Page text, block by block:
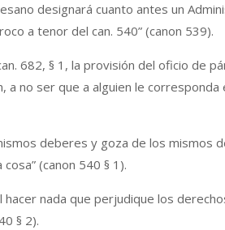
designará cuanto antes un
a tenor del can. 540” (canon 539).
682, § 1, la provisión del oficio de
a no ser que a alguien le
deberes y goza de los mismos
(canon 540 § 1).
nada que perjudique los
§ 2).